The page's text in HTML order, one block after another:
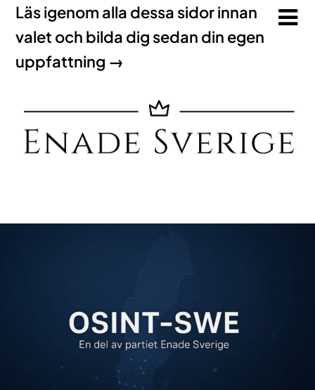
Läs igenom alla dessa sidor innan
valet och bilda dig sedan din egen
uppfattning →